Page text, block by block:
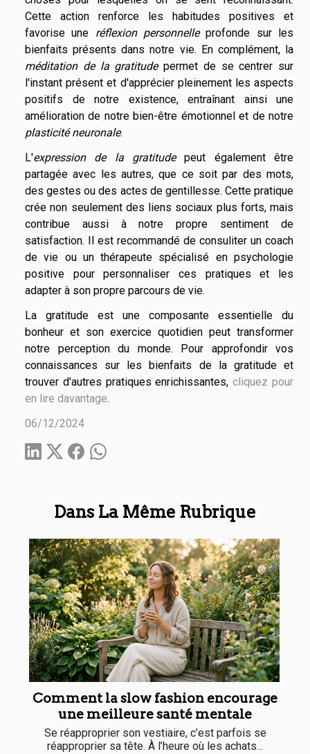
Dans La Même Rubrique
Comment la slow fashion encourage
une meilleure santé mentale
Se réapproprier son vestiaire, c’est parfois se
réapproprier sa tête. À l’heure où les achats...
Cette action renforce les habitudes positives et
favorise une réflexion personnelleprofonde sur les
bienfaits présents dans notre vie. En complément, la
méditation de la gratitudepermet de se centrer sur
l'instant présent et d'apprécier pleinement les aspects
positifs de notre existence, entraînant ainsi une
amélioration de notre bien-être émotionnel et de notre
plasticité neuronale.
L'expression de la gratitudepeut également être
partagée avec les autres, que ce soit par des mots,
des gestes ou des actes de gentillesse. Cette pratique
crée non seulement des liens sociaux plus forts, mais
contribue aussi à notre propre sentiment de
satisfaction. Il est recommandé de consuliter un coach
de vie ou un thérapeute spécialisé en psychologie
positive pour personnaliser ces pratiques et les
adapter à son propre parcours de vie.
La gratitude est une composante essentielle du
bonheur et son exercice quotidien peut transformer
notre perception du monde. Pour approfondir vos
connaissances sur les bienfaits de la gratitude et
trouver d'autres pratiques enrichissantes,cliquez pour
en lire davantage.
06/12/2024